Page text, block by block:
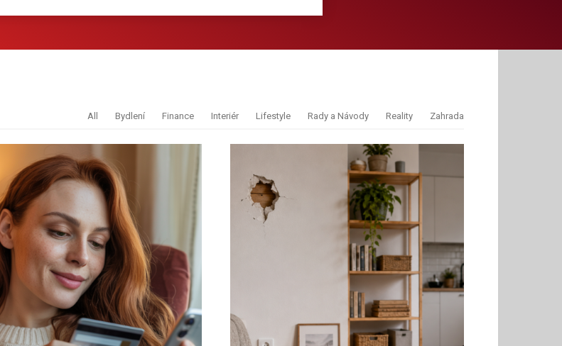
All Bydlení Finance Interiér Lifestyle Rady a Návody Reality Zahrada